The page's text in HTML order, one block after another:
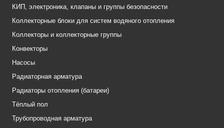
КИП, электроника, клапаны и группы безопасности
Коллекторные блоки для систем водяного отопления
Коллекторы и коллекторные группы
Конвекторы
Насосы
Радиаторная арматура
Радиаторы отопления (батареи)
Тёплый пол
Трубопроводная арматура